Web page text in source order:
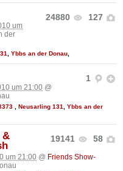
24880 127
um
der
, Ybbs an der Donau,
1
um 21:00 @
Neusarling 131
Ybbs an der
19141 58
&
um 21:00 @ Friends Show-